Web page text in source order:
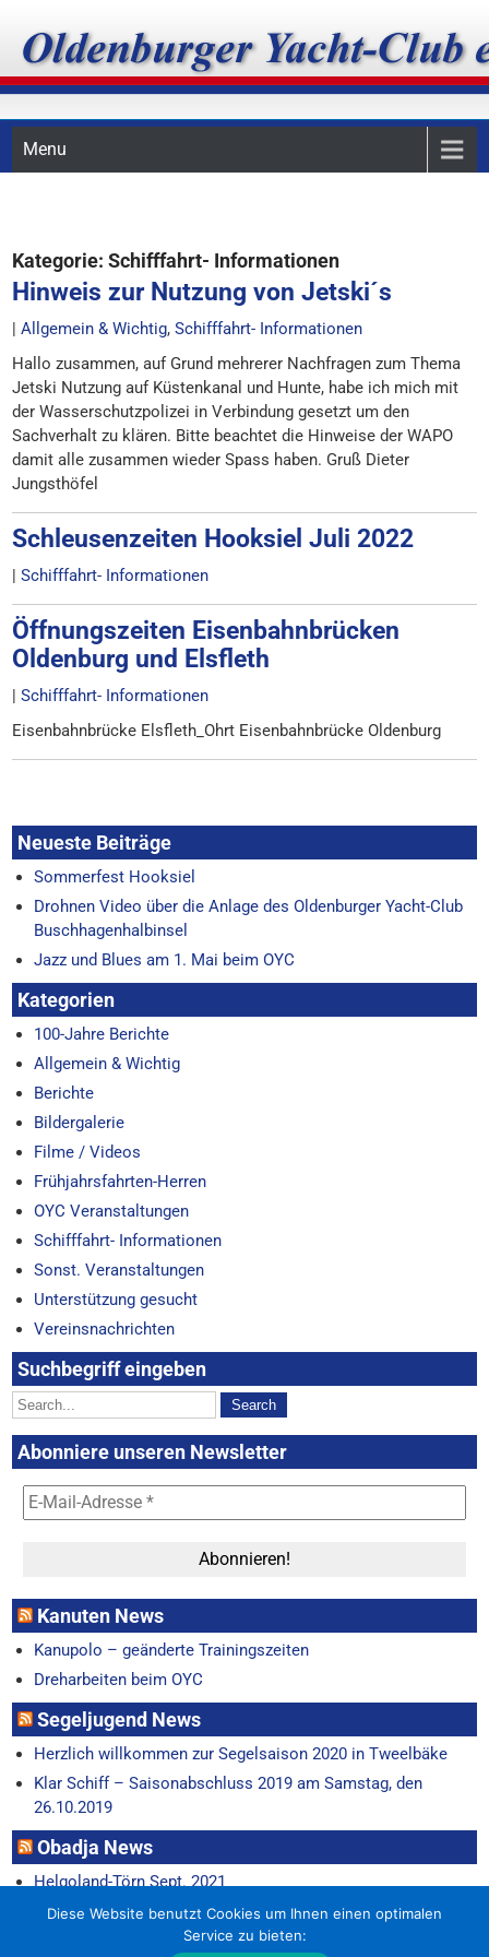
content
Oldenburger Yacht-Club
e.V.
Menu
Kategorie:Schifffahrt- Informationen
Hinweis zur Nutzung von Jetski´s
|Allgemein & Wichtig,Schifffahrt- Informationen
Hallo zusammen, auf Grund mehrerer Nachfragen zum Thema
Jetski Nutzung auf Küstenkanal und Hunte, habe ich mich mit
der Wasserschutzpolizei in Verbindung gesetzt um den
Sachverhalt zu klären. Bitte beachtet die Hinweise der WAPO
damit alle zusammen wieder Spass haben. Gruß Dieter
Jungsthöfel
Schleusenzeiten Hooksiel Juli 2022
|Schifffahrt- Informationen
Öffnungszeiten Eisenbahnbrücken
Oldenburg und Elsfleth
|Schifffahrt- Informationen
Eisenbahnbrücke Elsfleth_Ohrt Eisenbahnbrücke Oldenburg
Neueste Beiträge
Sommerfest Hooksiel
Drohnen Video über die Anlage des Oldenburger Yacht-Club
Buschhagenhalbinsel
Jazz und Blues am 1. Mai beim OYC
Kategorien
100-Jahre Berichte
Allgemein & Wichtig
Berichte
Bildergalerie
Filme / Videos
Frühjahrsfahrten-Herren
OYC Veranstaltungen
Schifffahrt- Informationen
Sonst. Veranstaltungen
Unterstützung gesucht
Vereinsnachrichten
Suchbegriff eingeben
Abonniere unseren Newsletter
Kanuten News
Kanupolo – geänderte Trainingszeiten
Dreharbeiten beim OYC
Segeljugend News
Herzlich willkommen zur Segelsaison 2020 in Tweelbäke
Klar Schiff – Saisonabschluss 2019 am Samstag, den
26.10.2019
Obadja News
Helgoland-Törn Sept. 2021
Horum-Regatta 22.6.
Diese Website benutzt Cookies um Ihnen einen optimalen
Service zu bieten: